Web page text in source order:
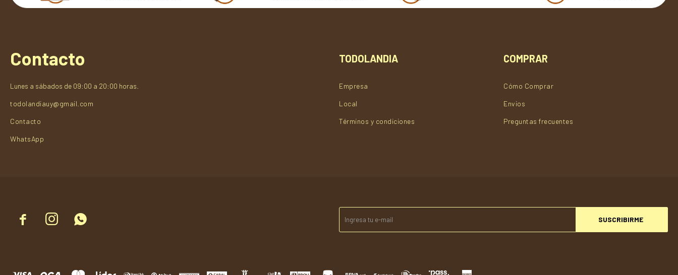
   SUSCRIBIRME
Contacto
Lunes a sábados de 09:00 a 20:00 horas.
todolandiauy@gmail.com
Contacto
WhatsApp
TODOLANDIA
Empresa
Local
Términos y condiciones
COMPRAR
Cómo Comprar
Envios
Preguntas frecuentes